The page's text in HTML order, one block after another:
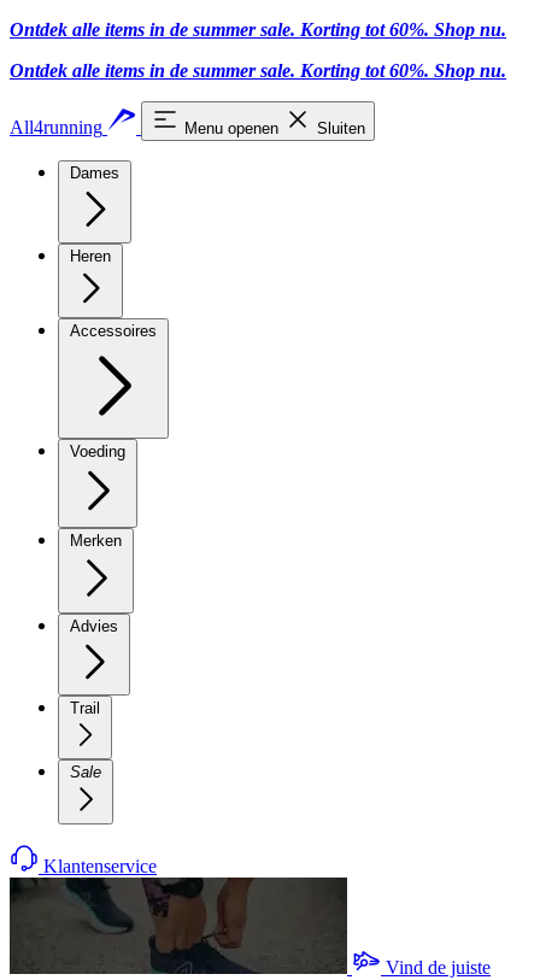
Ontdek alle items in de summer sale. Korting tot 60%. Shop nu.
Ontdek alle items in de summer sale. Korting tot 60%. Shop nu.
All4running Menu openen Sluiten
Dames
Heren
Accessoires
Voeding
Merken
Advies
Trail
Sale
Klantenservice
Vind de juiste